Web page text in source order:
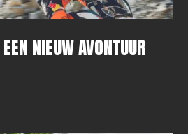
NIEUW AVONTUUR